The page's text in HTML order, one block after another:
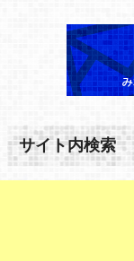
サイト内検索